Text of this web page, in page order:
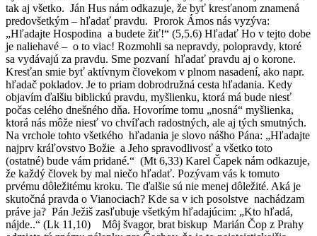
tak aj všetko. Ján Hus nám odkazuje, že byť kresťanom znamená
predovšetkým – hľadať pravdu. Prorok Ámos nás vyzýva:
„Hľadajte Hospodina a budete žiť!“ (5,5.6) Hľadať Ho v tejto dobe
je naliehavé – o to viac! Rozmohli sa nepravdy, polopravdy, ktoré
sa vydávajú za pravdu. Sme pozvaní hľadať pravdu aj o korone.
Kresťan smie byť aktívnym človekom v plnom nasadení, ako napr.
hľadač pokladov. Je to priam dobrodružná cesta hľadania. Kedy
objavím ďalšiu biblickú pravdu, myšlienku, ktorá má bude niesť
počas celého dnešného dňa. Hovoríme tomu „nosná“ myšlienka,
ktorá nás môže niesť vo chvíľach radostných, ale aj tých smutných.
Na vrchole tohto všetkého hľadania je slovo nášho Pána: „Hľadajte
najprv kráľovstvo Božie a Jeho spravodlivosť a všetko toto
(ostatné) bude vám pridané.“ (Mt 6,33) Karel Čapek nám odkazuje,
že každý človek by mal niečo hľadať. Pozývam vás k tomuto
prvému dôležitému kroku. Tie ďalšie sú nie menej dôležité. Aká je
skutočná pravda o Vianociach? Kde sa v ich posolstve nachádzam
práve ja? Pán Ježiš zasľubuje všetkým hľadajúcim: „Kto hľadá,
nájde..“ (Lk 11,10) Môj švagor, brat biskup Marián Čop z Prahy